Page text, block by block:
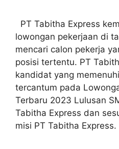
PT Tabitha Express
lowongan pekerjaan di
mencari calon pekerja
posisi tertentu. PT
kandidat yang
tercantum pada
Terbaru 2023 Lulusan
Tabitha Express dan
misi PT Tabitha